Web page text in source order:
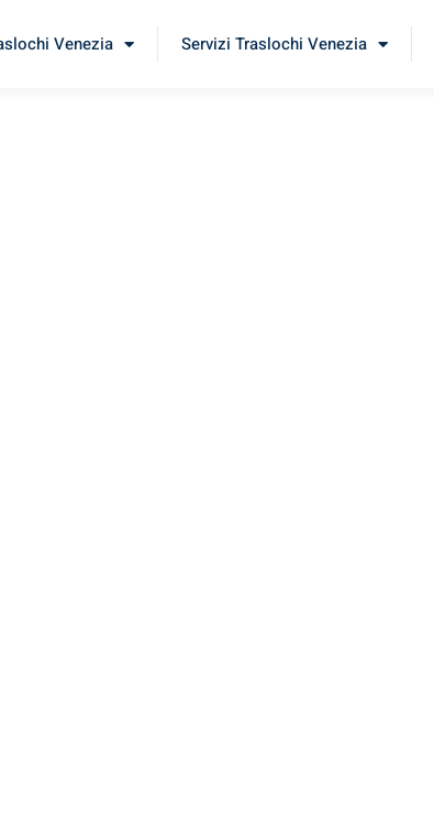
Venezia Servizi Traslochi Venezia